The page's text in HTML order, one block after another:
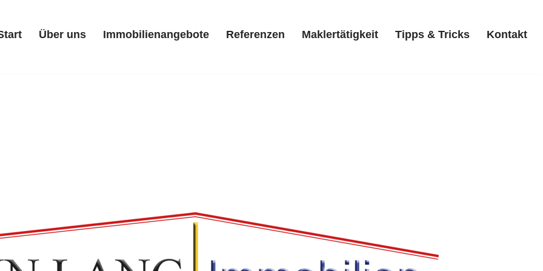
Über uns Immobilienangebote Referenzen Maklertätigkeit Tipps & Tricks Kontakt